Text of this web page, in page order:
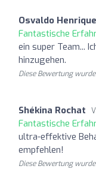
Osvaldo
Fantastische
ein super Team...
hinzugehen.
Diese Bewertung
Shékina Rochat
Fantastische
ultra-effektive
empfehlen!
Diese Bewertung